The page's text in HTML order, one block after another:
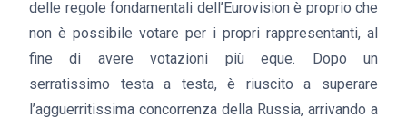
delle regole fondamentali dell’Eurovision è proprio che
non è possibile votare per i propri rappresentanti, al
fine di avere votazioni più eque. Dopo un
serratissimo testa a testa, è riuscito a superare
l’agguerritissima concorrenza della Russia, arrivando a